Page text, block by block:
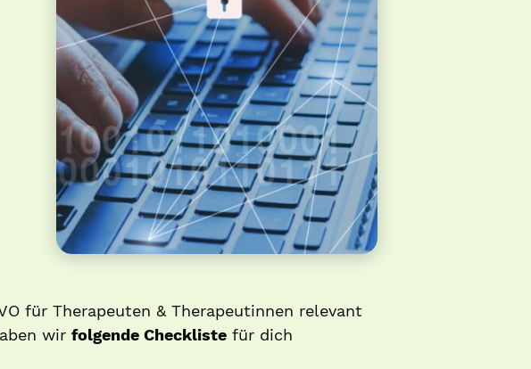
für Therapeuten & Therapeutinnen relevant
wir folgende Checkliste für dich